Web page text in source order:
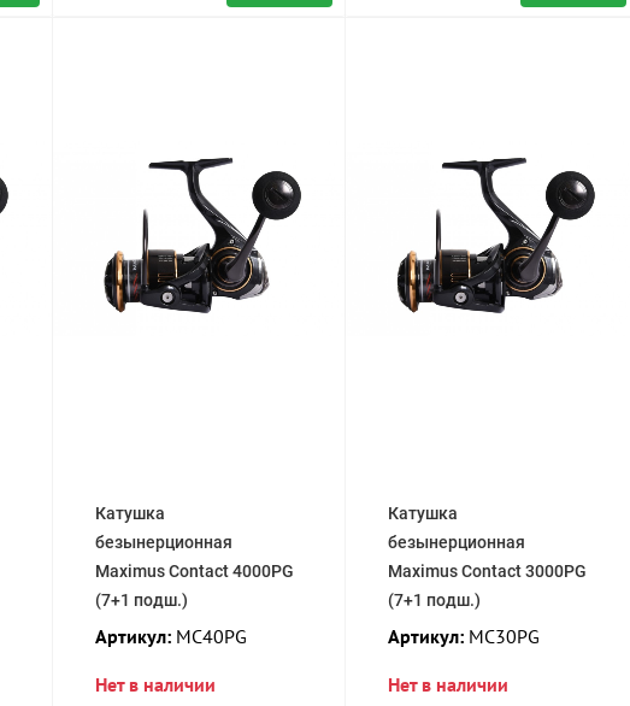
Катушка
безынерционная
Maximus Contact 4000PG
(7+1 подш.)
Артикул:MC40PG
Нет в наличии
Катушка
безынерционная
Maximus Contact 3000PG
(7+1 подш.)
Артикул: MC30PG
Нет в наличии